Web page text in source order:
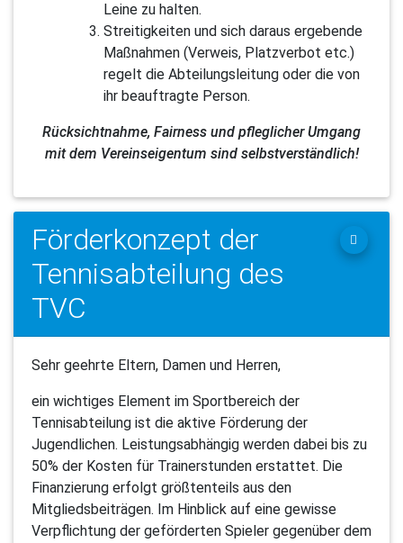
Leine zu halten.
Streitigkeiten und sich daraus ergebende
Maßnahmen (Verweis, Platzverbot etc.)
regelt die Abteilungsleitung oder die von
ihr beauftragte Person.
Rücksichtnahme, Fairness und pfleglicher Umgang
mit dem Vereinseigentum sind selbstverständlich!
Förderkonzept der
Tennisabteilung des
TVC
Sehr geehrte Eltern, Damen und Herren,
ein wichtiges Element im Sportbereich der
Tennisabteilung ist die aktive Förderung der
Jugendlichen. Leistungsabhängig werden dabei bis zu
50% der Kosten für Trainerstunden erstattet. Die
Finanzierung erfolgt größtenteils aus den
Mitgliedsbeiträgen. Im Hinblick auf eine gewisse
Verpflichtung der geförderten Spieler gegenüber dem